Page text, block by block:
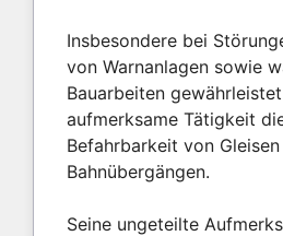
Insbesondere bei
von Warnanlagen sowie
Bauarbeiten
aufmerksame Tätigkeit
Befahrbarkeit von
Bahnübergängen.
Seine ungeteilte